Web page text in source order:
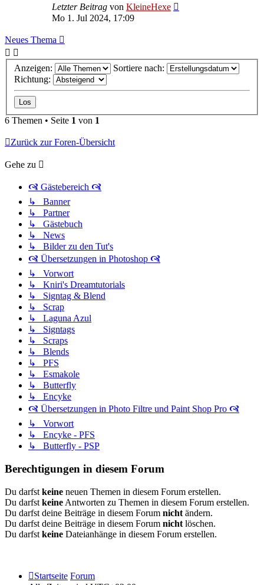
Letzter Beitrag von KleineHexe
Mo 1. Jul 2024, 17:09
Neues Thema
Anzeigen:
Sortiere nach:
Richtung:
6 Themen • Seite 1 von 1
Zurück zur Foren-Übersicht
Gehe zu
🙧 Gästebereich 🙧
↳ Banner
↳ Partner
↳ Gästebuch
↳ News
↳ Bilder zu den Tut's
🙧 Übersetzungen in Photoshop 🙧
↳ Vorwort
↳ Kniri's Dreamtutorials
↳ Signtag & Blend
↳ Scrap
↳ Laguna Azul
↳ Signtags
↳ Scraps
↳ Blends
↳ PFS
↳ Esmakole
↳ Butterfly
↳ Encyke
🙧 Übersetzungen in Photo Filtre und Paint Shop Pro 🙧
↳ Vorwort
↳ Encyke - PFS
↳ Butterfly - PSP
Berechtigungen in diesem Forum
Du darfst keine neuen Themen in diesem Forum erstellen.
Du darfst keine Antworten zu Themen in diesem Forum erstellen.
Du darfst deine Beiträge in diesem Forum nicht ändern.
Du darfst deine Beiträge in diesem Forum nicht löschen.
Du darfst keine Dateianhänge in diesem Forum erstellen.
Startseite Forum